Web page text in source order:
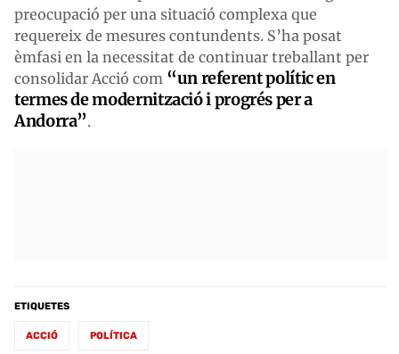
preocupació per una situació complexa que
requereix de mesures contundents. S’ha posat
èmfasi en la necessitat de continuar treballant per
consolidar Acció com “un referent polític en
termes de modernització i progrés per a
Andorra”.
ETIQUETES
ACCIÓ POLÍTICA